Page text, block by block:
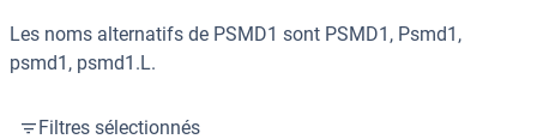
Les noms alternatifs de PSMD1 sont PSMD1, Psmd1,
psmd1, psmd1.L.
Filtres sélectionnés